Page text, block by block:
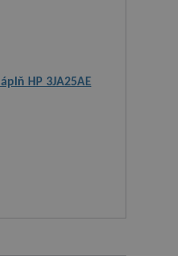
HP 3JA25AE